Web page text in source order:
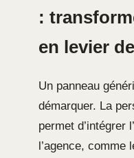
:
en levier
Un panneau
démarquer. La
permet d’intégrer
l’agence, comme